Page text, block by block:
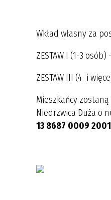
Wkład własny za
ZESTAW I (1-3
ZESTAW III (4 i
Mieszkańcy
Niedrzwica Duża o
13 8687 0009